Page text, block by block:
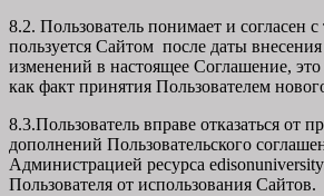
8.2. Пользователь понимает и согласен
пользуется Сайтом после даты
изменений в настоящее Соглашение, это
как факт принятия Пользователем
8.3.Пользователь вправе отказаться от
дополнений Пользовательского
Администрацией ресурса
Пользователя от использования Сайтов.